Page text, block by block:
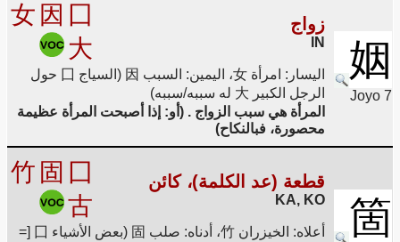
姻
Joyo 7
زواج
IN
女 因 囗
大
اليسار: امرأة 女، اليمين: السبب 因 (السياج 囗 حول
الرجل الكبير 大 له سببه/سببه)
المرأة هي سبب الزواج . (أو: إذا أصبحت المرأة عظيمة
محصورة، فبالنكاح)
箇
قطعة (عد الكلمة)، كائن
KA, KO
竹 固 囗
古
أعلاه: الخيزران 竹، أدناه: صلب 固 (بعض الأشياء 囗 [=